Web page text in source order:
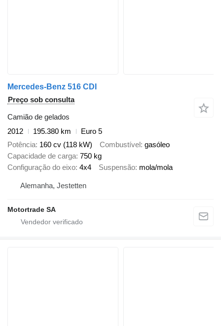
Mercedes-Benz 516 CDI
Preço sob consulta
Camião de gelados
2012
195.380 km
Euro 5
Potência 160 cv (118 kW) Combustível gasóleo
Capacidade de carga 750 kg
Configuração do eixo 4x4 Suspensão mola/mola
Alemanha, Jestetten
Motortrade SA